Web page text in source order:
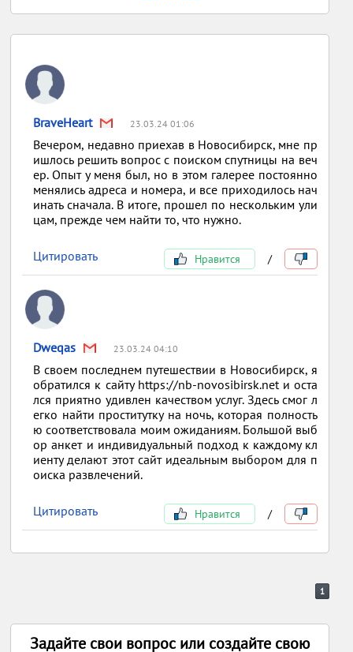
BraveHeart 23.03.24 01:06
Вечером, недавно приехав в Новосибирск, мне пр
ишлось решить вопрос с поиском спутницы на веч
ер. Опыт у меня был, но в этом галерее постоянно
менялись адреса и номера, и все приходилось нач
инать сначала. В итоге, прошел по нескольким ули
цам, прежде чем найти то, что нужно.
Цитировать Нравится /
Dweqas 23.03.24 04:10
В своем последнем путешествии в Новосибирск, я
обратился к сайту https://nb-novosibirsk.net и оста
лся приятно удивлен качеством услуг. Здесь смог л
егко найти проститутку на ночь, которая полность
ю соответствовала моим ожиданиям. Большой выб
ор анкет и индивидуальный подход к каждому кл
иенту делают этот сайт идеальным выбором для п
оиска развлечений.
Цитировать Нравится /
1
Задайте свои вопрос или создайте свою